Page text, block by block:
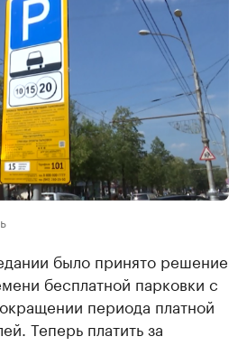
было принято решение
бесплатной парковки с
периода платной
Теперь платить за